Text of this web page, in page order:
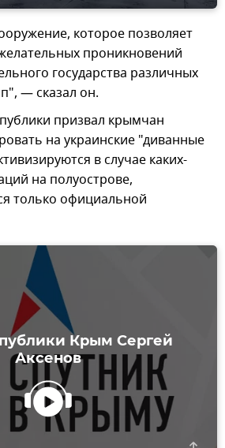
которое позволяет
проникновений
государства различных
— сказал он.
призвал крымчан
на украинские "диванные
в случае каких-
на полуострове,
только официальной
Крым Сергей
Аксенов